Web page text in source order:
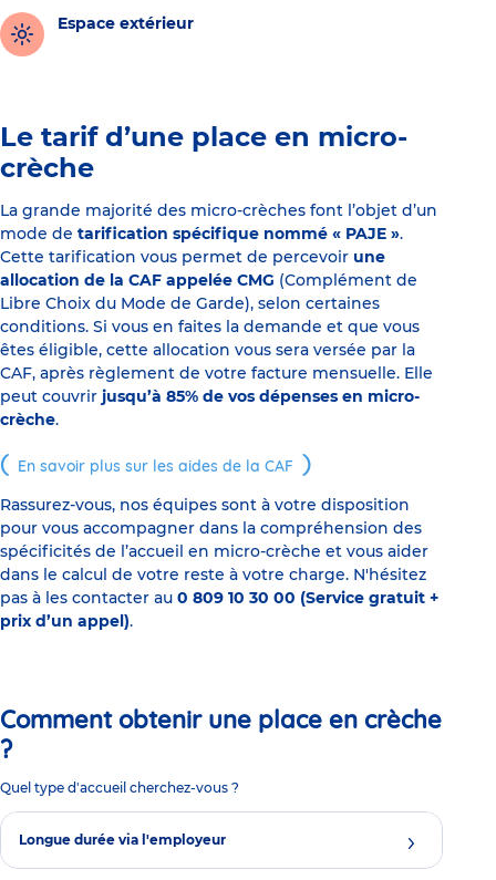
Espace extérieur
Le tarif d’une place en micro-
crèche
La grande majorité des micro-crèches font l’objet d’un
mode de tarification spécifique nommé « PAJE ».
Cette tarification vous permet de percevoir une
allocation de la CAF appelée CMG (Complément de
Libre Choix du Mode de Garde), selon certaines
conditions. Si vous en faites la demande et que vous
êtes éligible, cette allocation vous sera versée par la
CAF, après règlement de votre facture mensuelle. Elle
peut couvrir jusqu’à 85% de vos dépenses en micro-
crèche.
En savoir plus sur les aides de la CAF
Rassurez-vous, nos équipes sont à votre disposition
pour vous accompagner dans la compréhension des
spécificités de l’accueil en micro-crèche et vous aider
dans le calcul de votre reste à votre charge. N'hésitez
pas à les contacter au 0 809 10 30 00 (Service gratuit +
prix d’un appel).
Comment obtenir une place en crèche
?
Quel type d'accueil cherchez-vous ?
Longue durée via l'employeur